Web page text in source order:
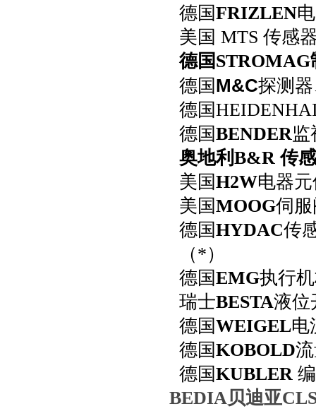
德国FRIZLEN
美国 MTS 传感
德国STROMAG
德国M&C探测
德国
德国BENDER
奥地利 B&R 传
美国H2W电器
美国MOOG伺
德国HYDAC传
（*）
德国EMG执行
瑞士BESTA液位
德国WEIGEL电
德国KOBOLD
德国KUBLER
BEDIA贝迪亚